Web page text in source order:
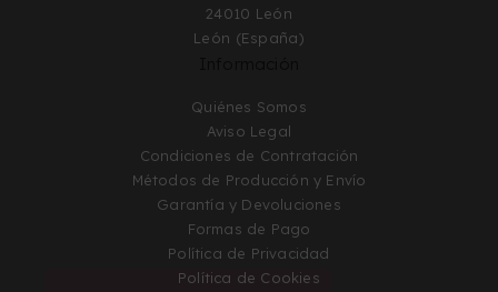
24010 León
León (España)
Quiénes Somos
Aviso Legal
Condiciones de Contratación
Métodos de Producción y Envío
Garantía y Devoluciones
Formas de Pago
Política de Privacidad
Política de Cookies